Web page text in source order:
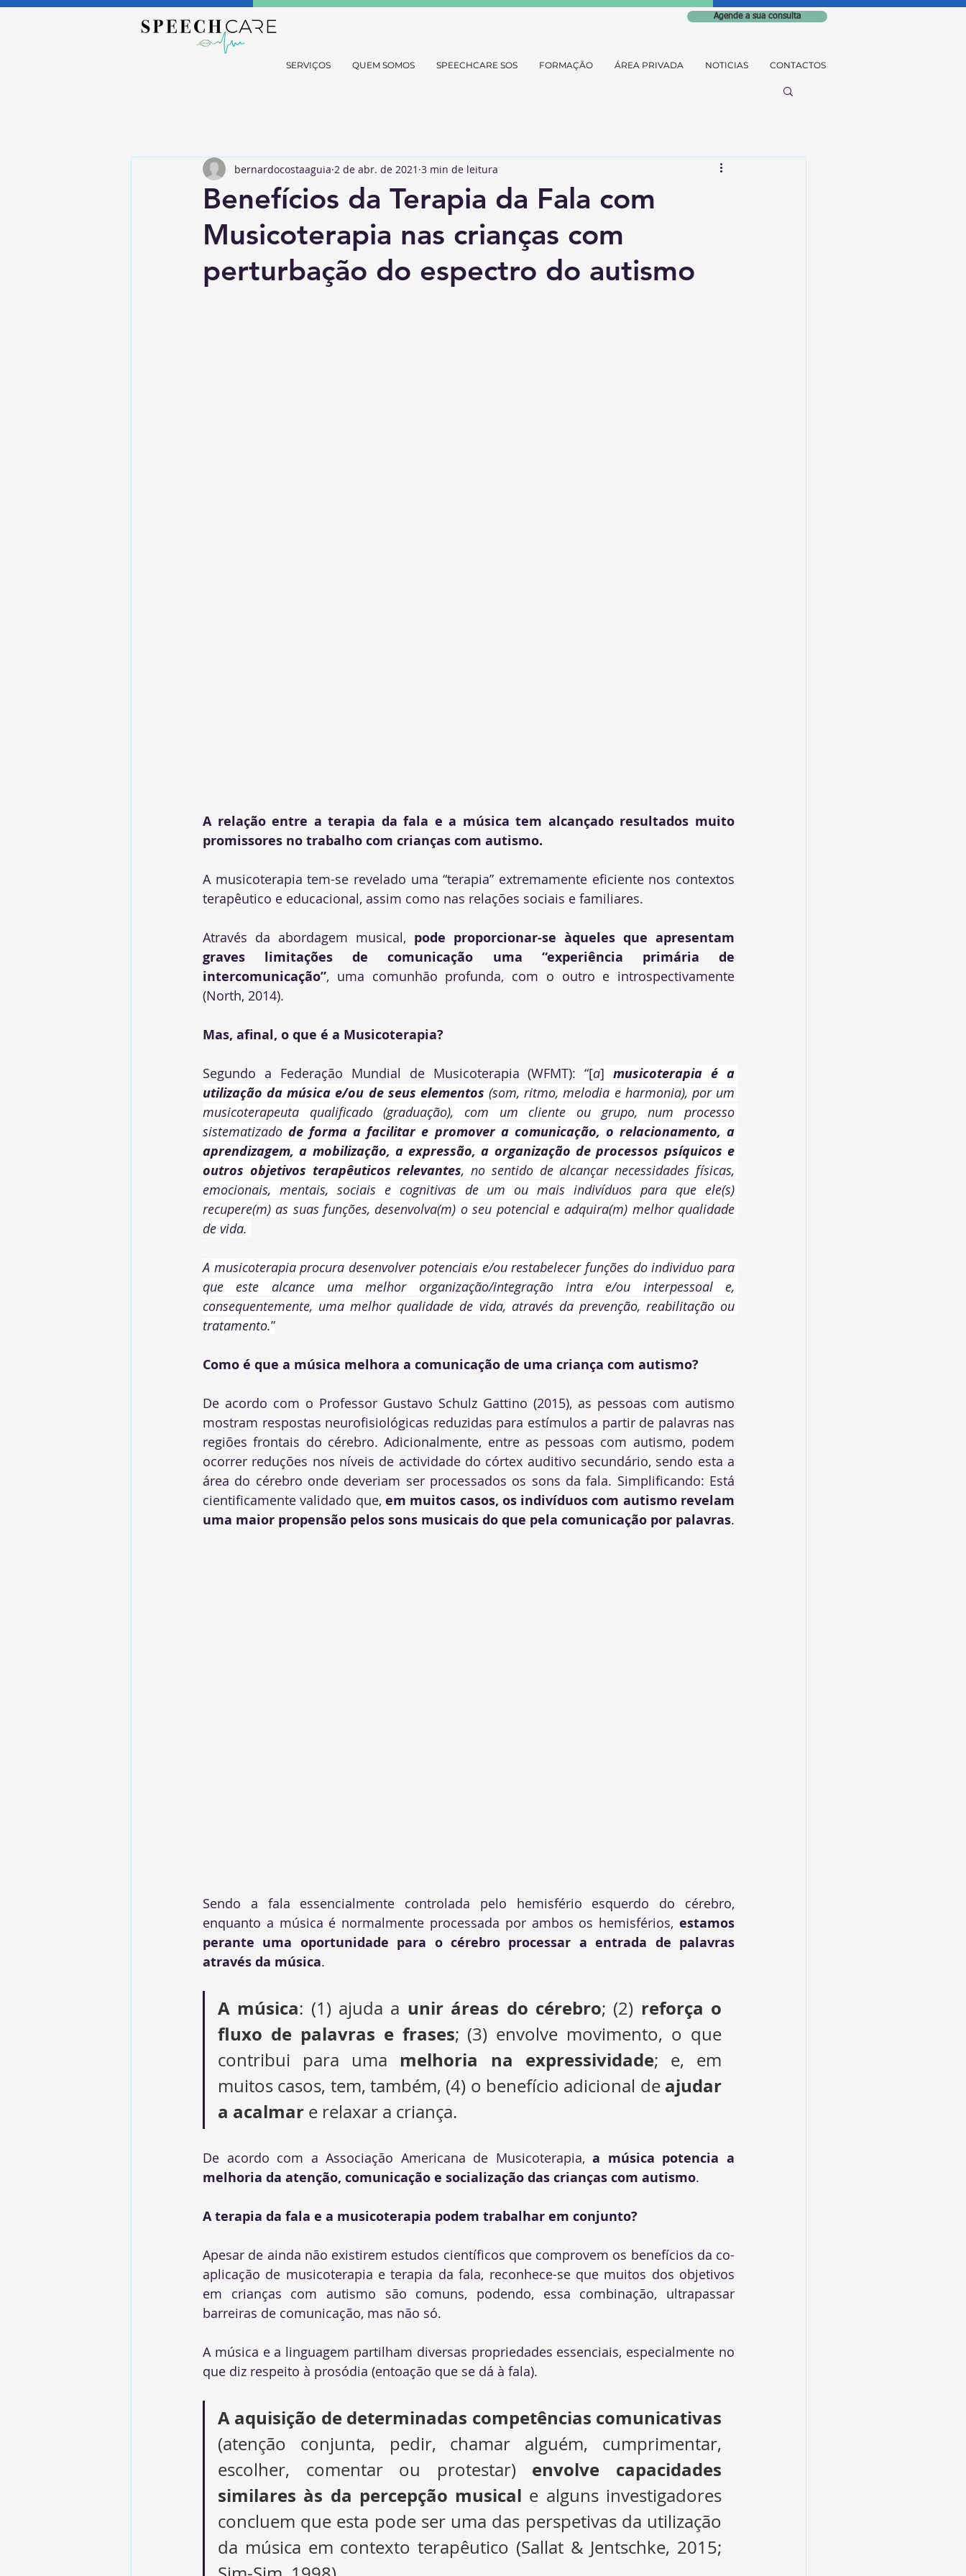
Agende a sua consulta
SERVIÇOS QUEM SOMOS SPEECHCARE SOS FORMAÇÃO ÁREA PRIVADA NOTICIAS CONTACTOS
Benefícios da Terapia da Fala com
Musicoterapia nas crianças com
perturbação do espectro do autismo
bernardocostaaguia 2 de abr. de 2021 3 min de leitura
A relação entre a terapia da fala e a música tem alcançado resultados muito
promissores no trabalho com crianças com autismo.
A musicoterapia tem-se revelado uma “terapia” extremamente eficiente nos contextos
terapêutico e educacional, assim como nas relações sociais e familiares.
Através da abordagem musical, pode proporcionar-se àqueles que apresentam
graves limitações de comunicação uma “experiência primária de
intercomunicação”, uma comunhão profunda, com o outro e introspectivamente
(North, 2014).
Mas, afinal, o que é a Musicoterapia?
Segundo a Federação Mundial de Musicoterapia (WFMT): “[a] musicoterapia é a
utilização da música e/ou de seus elementos (som, ritmo, melodia e harmonia), por um
musicoterapeuta qualificado (graduação), com um cliente ou grupo, num processo
sistematizado de forma a facilitar e promover a comunicação, o relacionamento, a
aprendizagem, a mobilização, a expressão, a organização de processos psíquicos e
outros objetivos terapêuticos relevantes, no sentido de alcançar necessidades físicas,
emocionais, mentais, sociais e cognitivas de um ou mais indivíduos para que ele(s)
recupere(m) as suas funções, desenvolva(m) o seu potencial e adquira(m) melhor qualidade
de vida.
A musicoterapia procura desenvolver potenciais e/ou restabelecer funções do individuo para
que este alcance uma melhor organização/integração intra e/ou interpessoal e,
consequentemente, uma melhor qualidade de vida, através da prevenção, reabilitação ou
tratamento.”
Como é que a música melhora a comunicação de uma criança com autismo?
De acordo com o Professor Gustavo Schulz Gattino (2015), as pessoas com autismo
mostram respostas neurofisiológicas reduzidas para estímulos a partir de palavras nas
regiões frontais do cérebro. Adicionalmente, entre as pessoas com autismo, podem
ocorrer reduções nos níveis de actividade do córtex auditivo secundário, sendo esta a
área do cérebro onde deveriam ser processados os sons da fala. Simplificando: Está
cientificamente validado que, em muitos casos, os indivíduos com autismo revelam
uma maior propensão pelos sons musicais do que pela comunicação por palavras.
Sendo a fala essencialmente controlada pelo hemisfério esquerdo do cérebro,
enquanto a música é normalmente processada por ambos os hemisférios, estamos
perante uma oportunidade para o cérebro processar a entrada de palavras
através da música.
A música: (1) ajuda a unir áreas do cérebro; (2) reforça o
fluxo de palavras e frases; (3) envolve movimento, o que
contribui para uma melhoria na expressividade; e, em
muitos casos, tem, também, (4) o benefício adicional de ajudar
a acalmar e relaxar a criança.
De acordo com a Associação Americana de Musicoterapia, a música potencia a
melhoria da atenção, comunicação e socialização das crianças com autismo.
A terapia da fala e a musicoterapia podem trabalhar em conjunto?
Apesar de ainda não existirem estudos científicos que comprovem os benefícios da co-
aplicação de musicoterapia e terapia da fala, reconhece-se que muitos dos objetivos
em crianças com autismo são comuns, podendo, essa combinação, ultrapassar
barreiras de comunicação, mas não só.
A música e a linguagem partilham diversas propriedades essenciais, especialmente no
que diz respeito à prosódia (entoação que se dá à fala).
A aquisição de determinadas competências comunicativas
(atenção conjunta, pedir, chamar alguém, cumprimentar,
escolher, comentar ou protestar) envolve capacidades
similares às da percepção musical e alguns investigadores
concluem que esta pode ser uma das perspetivas da utilização
da música em contexto terapêutico (Sallat & Jentschke, 2015;